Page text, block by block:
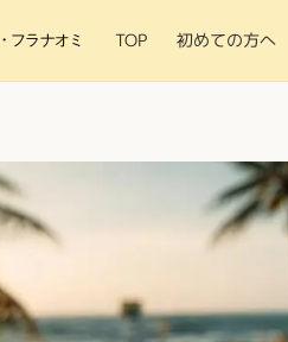
フラ ナオミ TOP 初めての方へ